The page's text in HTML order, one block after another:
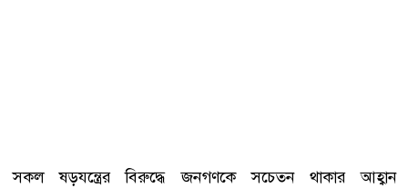
সকল ষড়যন্ত্রের বিরুদ্ধে জনগণকে সচেতন থাকার আহ্বান